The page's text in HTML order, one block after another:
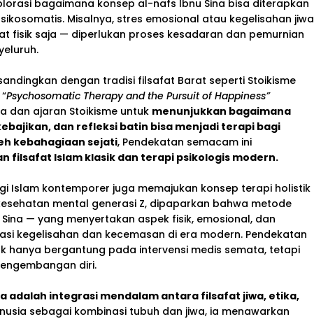
bagaimana konsep al-nafs Ibnu Sina bisa diterapkan
Misalnya, stres emosional atau kegelisahan jiwa
fisik saja — diperlukan proses kesadaran dan pemurnian
dengan tradisi filsafat Barat seperti Stoikisme
Psychosomatic Therapy and the Pursuit of Happiness”
dan ajaran Stoikisme untuk menunjukkan bagaimana
dan refleksi batin bisa menjadi terapi bagi
kebahagiaan sejati, Pendekatan semacam ini
filsafat Islam klasik dan terapi psikologis modern.
Islam kontemporer juga memajukan konsep terapi holistik
mental generasi Z, dipaparkan bahwa metode
— yang menyertakan aspek fisik, emosional, dan
kegelisahan dan kecemasan di era modern. Pendekatan
hanya bergantung pada intervensi medis semata, tetapi
diri.
adalah integrasi mendalam antara filsafat jiwa, etika,
sebagai kombinasi tubuh dan jiwa, ia menawarkan